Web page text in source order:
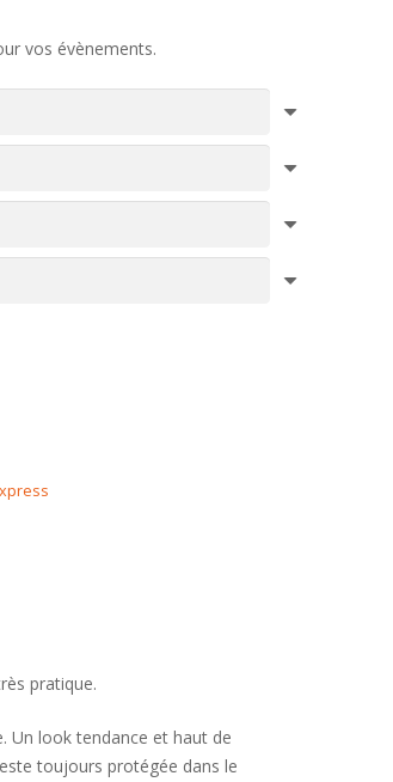
vos évènements.
pratique.
Un look tendance et haut de
toujours protégée dans le